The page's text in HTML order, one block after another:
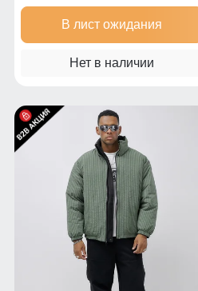
В лист ожидания
Нет в наличии